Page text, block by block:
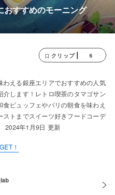
おすすめのモーニング
クリップ 6
える銀座エリアでおすすめの人気
します！レトロ喫茶のタマゴサン
ビュッフェやパリの朝食を味わえ
トまでスイーツ好きフードコーデ
2024年1月9日 更新
！